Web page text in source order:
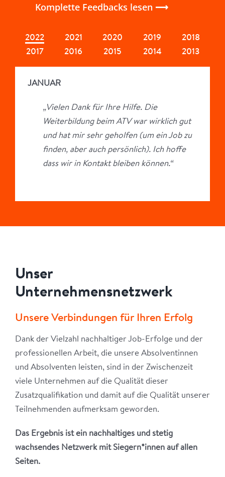
Komplette Feedbacks lesen ⟶
2022 2021 2020 2019
2018
2017
2016 2015 2014 2013
JANUAR
„Vielen Dank für Ihre Hilfe. Die
Weiterbildung beim ATV war wirklich gut
und hat mir sehr geholfen (um ein Job zu
finden, aber auch persönlich). Ich hoffe
dass wir in Kontakt bleiben können.“
Unser
Unternehmensnetzwerk
Unsere Verbindungen für Ihren Erfolg
Dank der Vielzahl nachhaltiger Job-Erfolge und der
professionellen Arbeit, die unsere Absolventinnen
und Absolventen leisten, sind in der Zwischenzeit
viele Unternehmen auf die Qualität dieser
Zusatzqualifikation und damit auf die Qualität unserer
Teilnehmenden aufmerksam geworden.
Das Ergebnis ist ein nachhaltiges und stetig
wachsendes Netzwerk mit Siegern*innen auf allen
Seiten.